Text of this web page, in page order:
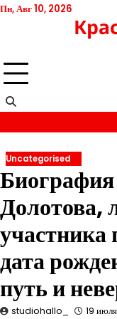
Перейти
Пн, Авг 10, 2026
Uncategorised
Долотова,
дата
путь и
studiohallo_ 19